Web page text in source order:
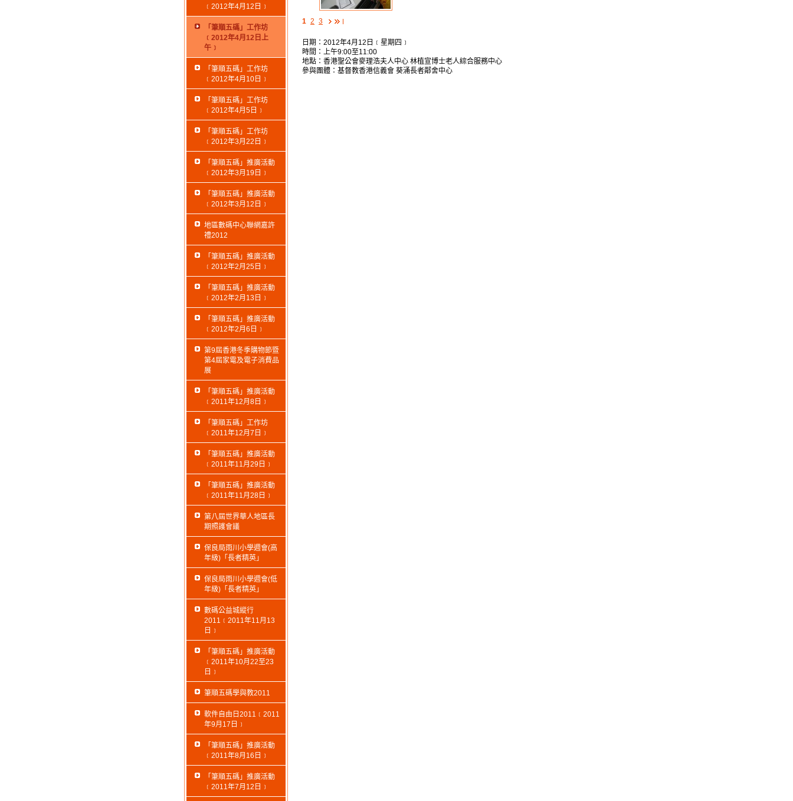
1 2 3
日期：2012年4月12日﹝星期四﹞
時間：上午9:00至11:00
地點：香港聖公會麥理浩夫人中心 林植宣博士老人綜合服務中心
參與團體：基督教香港信義會 葵涌長者鄰舍中心
﹝2012年4月12日﹞
「筆順五碼」工作坊
﹝2012年4月12日上
午﹞
「筆順五碼」工作坊
﹝2012年4月10日﹞
「筆順五碼」工作坊
﹝2012年4月5日﹞
「筆順五碼」工作坊
﹝2012年3月22日﹞
「筆順五碼」推廣活動
﹝2012年3月19日﹞
「筆順五碼」推廣活動
﹝2012年3月12日﹞
地區數碼中心聯網嘉許
禮2012
「筆順五碼」推廣活動
﹝2012年2月25日﹞
「筆順五碼」推廣活動
﹝2012年2月13日﹞
「筆順五碼」推廣活動
﹝2012年2月6日﹞
第9屆香港冬季購物節暨
第4屆家電及電子消費品
展
「筆順五碼」推廣活動
﹝2011年12月8日﹞
「筆順五碼」工作坊
﹝2011年12月7日﹞
「筆順五碼」推廣活動
﹝2011年11月29日﹞
「筆順五碼」推廣活動
﹝2011年11月28日﹞
第八屆世界華人地區長
期照護會議
保良局雨川小學週會(高
年級)「長者精英」
保良局雨川小學週會(低
年級)「長者精英」
數碼公益城縱行
2011﹝2011年11月13
日﹞
「筆順五碼」推廣活動
﹝2011年10月22至23
日﹞
筆順五碼學與教2011
軟件自由日2011﹝2011
年9月17日﹞
「筆順五碼」推廣活動
﹝2011年8月16日﹞
「筆順五碼」推廣活動
﹝2011年7月12日﹞